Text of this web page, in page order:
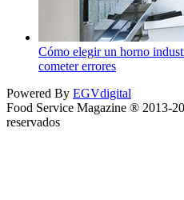
Cómo elegir un horno
cometer errores
Powered By EGVdigital
Food Service Magazine ® 2013-
reservados